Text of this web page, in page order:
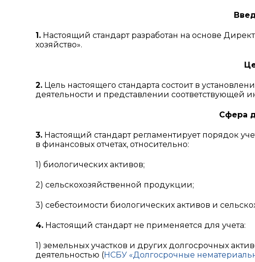
1. Настоящий стандарт разработан на основе
хозяйство».
2. Цель настоящего стандарта состоит в
деятельности и представлении соответствующей
Сфера
3. Настоящий стандарт регламентирует порядок
в финансовых отчетах, относительно:
1) биологических активов;
2) сельскохозяйственной продукции;
3) себестоимости биологических активов и
4. Настоящий стандарт не применяется для учета:
1) земельных участков и других долгосрочных
деятельностью (НСБУ «Долгосрочные